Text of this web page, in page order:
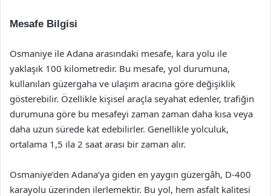
Mesafe Bilgisi
Osmaniye ile Adana arasındaki mesafe, kara yolu ile
yaklaşık 100 kilometredir. Bu mesafe, yol durumuna,
kullanılan güzergaha ve ulaşım aracına göre değişiklik
gösterebilir. Özellikle kişisel araçla seyahat edenler, trafiğin
durumuna göre bu mesafeyi zaman zaman daha kısa veya
daha uzun sürede kat edebilirler. Genellikle yolculuk,
ortalama 1,5 ila 2 saat arası bir zaman alır.
Osmaniye’den Adana’ya giden en yaygın güzergâh, D-400
karayolu üzerinden ilerlemektir. Bu yol, hem asfalt kalitesi